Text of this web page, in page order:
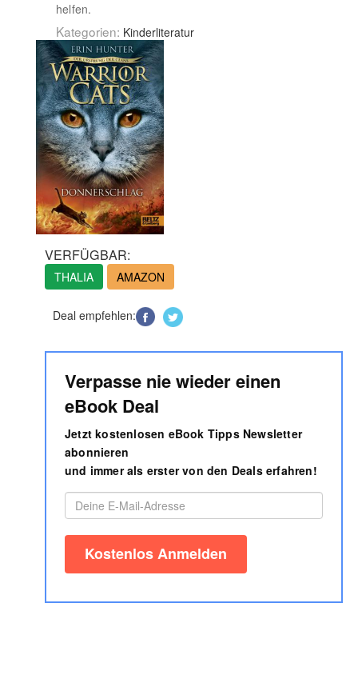
helfen.
Kategorien: Kinderliteratur
VERFÜGBAR:
THALIA AMAZON
Deal empfehlen:
Verpasse nie wieder einen
eBook Deal
Jetzt kostenlosen eBook Tipps Newsletter
abonnieren
und immer als erster von den Deals erfahren!